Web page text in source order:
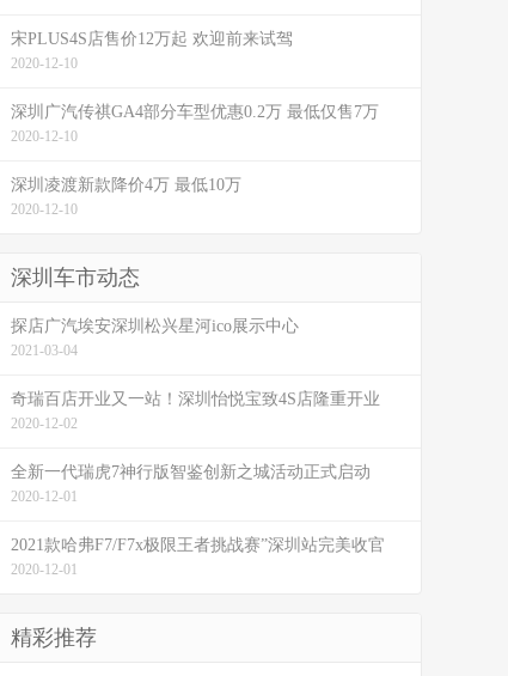
宋PLUS4S店售价12万起 欢迎前来试驾
2020-12-10
深圳广汽传祺GA4部分车型优惠0.2万 最低仅售7万
2020-12-10
深圳凌渡新款降价4万 最低10万
2020-12-10
深圳车市动态
探店广汽埃安深圳松兴星河ico展示中心
2021-03-04
奇瑞百店开业又一站！深圳怡悦宝致4S店隆重开业
2020-12-02
全新一代瑞虎7神行版智鉴创新之城活动正式启动
2020-12-01
2021款哈弗F7/F7x极限王者挑战赛”深圳站完美收官
2020-12-01
精彩推荐